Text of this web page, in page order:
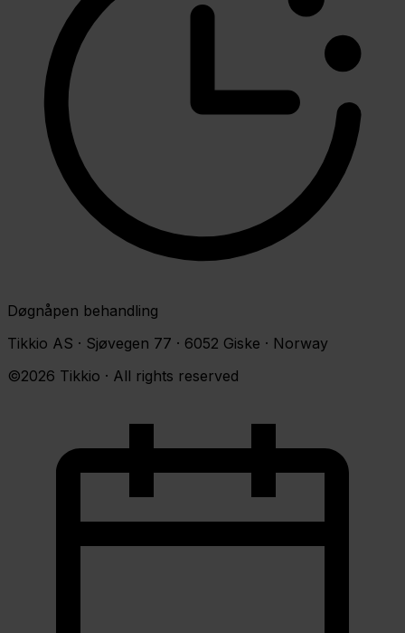
Døgnåpen behandling
Tikkio AS · Sjøvegen 77 · 6052 Giske · Norway
©2026 Tikkio · All rights reserved